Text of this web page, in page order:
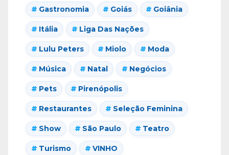
Gastronomia Goiás Goiânia
Itália Liga Das Nações
Lulu Peters Miolo Moda
Música Natal Negócios
Pets Pirenópolis
Restaurantes Seleção Feminina
Show São Paulo Teatro
Turismo VINHO